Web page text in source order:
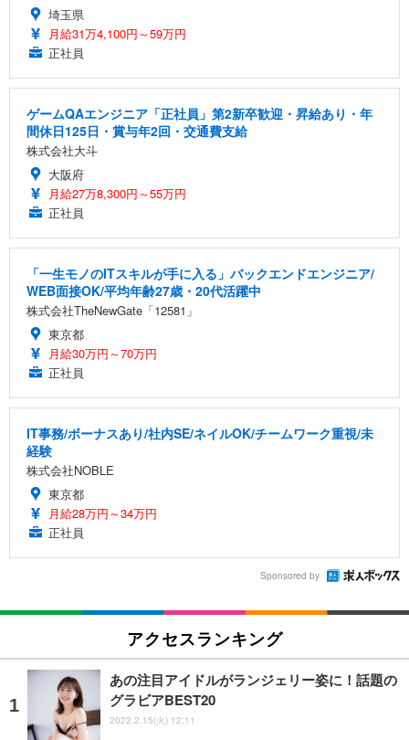
埼玉県
月給31万4,100円～59万円
正社員
ゲームQAエンジニア「正社員」第2新卒歓迎・昇給あり・年
間休日125日・賞与年2回・交通費支給
株式会社大斗
大阪府
月給27万8,300円～55万円
正社員
「一生モノのITスキルが手に入る」バックエンドエンジニア/
WEB面接OK/平均年齢27歳・20代活躍中
株式会社TheNewGate「12581」
東京都
月給30万円～70万円
正社員
IT事務/ボーナスあり/社内SE/ネイルOK/チームワーク重視/未
経験
株式会社NOBLE
東京都
月給28万円～34万円
正社員
Sponsored by
アクセスランキング
あの注目アイドルがランジェリー姿に！話題の
グラビアBEST20
2022.2.15(火) 12:11